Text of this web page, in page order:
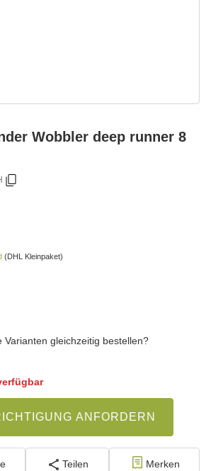
Wobbler deep runner 8
(DHL Kleinpaket)
Varianten gleichzeitig bestellen?
ANFORDERN
Teilen Merken